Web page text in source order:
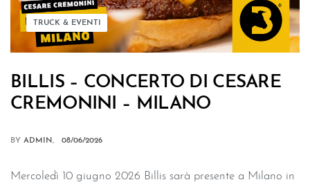
TRUCK & EVENTI
BILLIS – CONCERTO DI CESARE
CREMONINI – MILANO
BY ADMIN 08/06/2026
Mercoledì 10 giugno 2026 Billis sarà presente a Milano in